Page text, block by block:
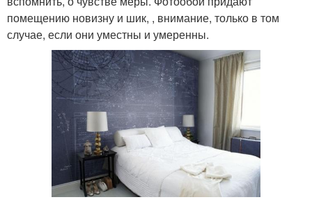
помещению новизну и шик, , внимание, только в том
случае, если они уместны и умеренны.